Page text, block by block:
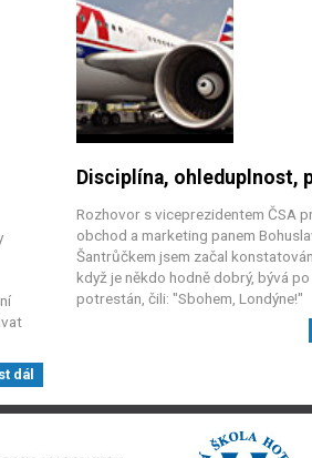
dál
Disciplína, ohleduplnost,
Rozhovor s viceprezidentem ČSA
obchod a marketing panem
Šantrůčkem jsem začal
když je někdo hodně dobrý, bývá
potrestán, čili: "Sbohem, Londýne!"